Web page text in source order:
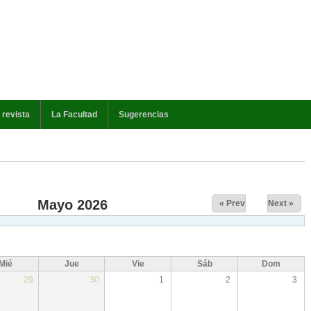
revista La Facultad Sugerencias
Mayo 2026 « Prev Next »
Mié Jue Vie Sáb
Dom
29 30 1 2 3